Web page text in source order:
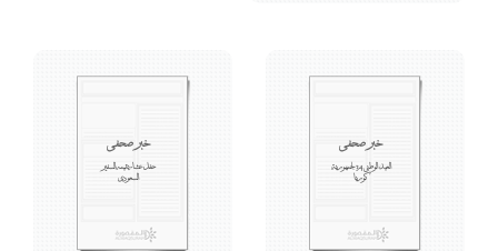
خبر صحفي
حفل عشاء يقيمه السفير
السعودي
خبر صحفي
العيد الوطني 34 لجمهورية
كوريا